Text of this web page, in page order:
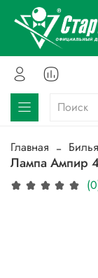
Главная
Лампа Ампир